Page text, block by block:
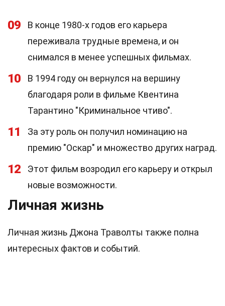
09
В конце 1980-х годов его карьера
переживала трудные времена, и он
снимался в менее успешных фильмах.
10
В 1994 году он вернулся на вершину
благодаря роли в фильме Квентина
Тарантино "Криминальное чтиво".
11
За эту роль он получил номинацию на
премию "Оскар" и множество других наград.
12
Этот фильм возродил его карьеру и открыл
новые возможности.
Личная жизнь
Личная жизнь Джона Траволты также полна
интересных фактов и событий.